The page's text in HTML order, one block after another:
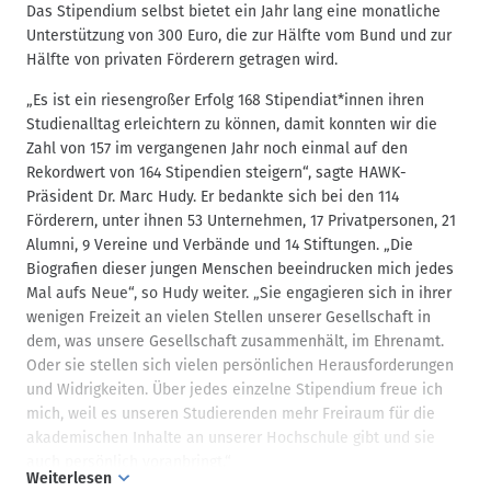
Das Stipendium selbst bietet ein Jahr lang eine monatliche
Unterstützung von 300 Euro, die zur Hälfte vom Bund und zur
Hälfte von privaten Förderern getragen wird.
„Es ist ein riesengroßer Erfolg 168 Stipendiat*innen ihren
Studienalltag erleichtern zu können, damit konnten wir die
Zahl von 157 im vergangenen Jahr noch einmal auf den
Rekordwert von 164 Stipendien steigern“, sagte HAWK-
Präsident Dr. Marc Hudy. Er bedankte sich bei den 114
Förderern, unter ihnen 53 Unternehmen, 17 Privatpersonen, 21
Alumni, 9 Vereine und Verbände und 14 Stiftungen. „Die
Biografien dieser jungen Menschen beeindrucken mich jedes
Mal aufs Neue“, so Hudy weiter. „Sie engagieren sich in ihrer
wenigen Freizeit an vielen Stellen unserer Gesellschaft in
dem, was unsere Gesellschaft zusammenhält, im Ehrenamt.
Oder sie stellen sich vielen persönlichen Herausforderungen
und Widrigkeiten. Über jedes einzelne Stipendium freue ich
mich, weil es unseren Studierenden mehr Freiraum für die
akademischen Inhalte an unserer Hochschule gibt und sie
Weiterlesen